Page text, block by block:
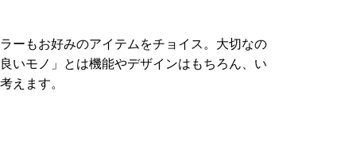
ーもお好みのアイテムをチョイス。大切なの
いモノ」とは機能やデザインはもちろん、い
えます。